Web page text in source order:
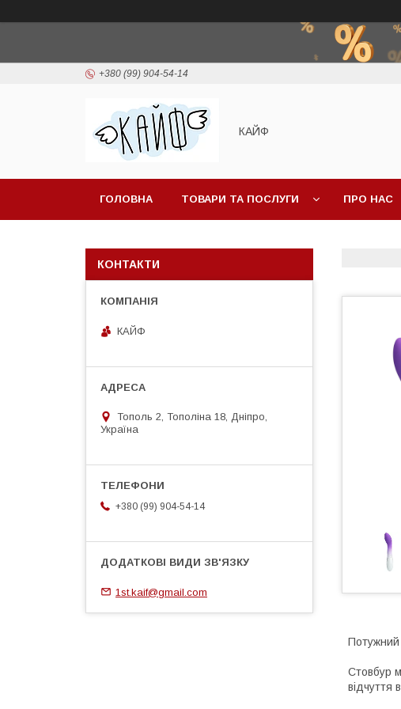
+380 (99) 904-54-14
КАЙФ
ГОЛОВНА ТОВАРИ ТА ПОСЛУГИ ПРО НАС
Потужний
Стовбур
відчуття
КОНТАКТИ
КАЙФ
Тополь 2, Тополіна 18, Дніпро,
Україна
+380 (99) 904-54-14
1st.kaif@gmail.com